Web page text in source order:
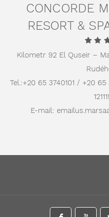
CONCORDE
RESORT &
Kilometr 92 El Quseir –
Tel.:+20 65 3740101 / +20 65
E-mail: